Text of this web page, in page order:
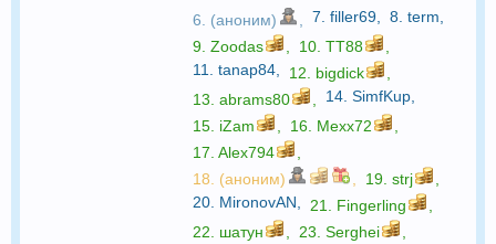
6. (аноним)
7. filler69 8. term
9. Zoodas 10. TT88
11. tanap84 12. bigdick
13. abrams80 14. SimfKup
15. iZam 16. Mexx72
17. Alex794
18. (аноним)
19. strj
20. MironovAN 21. Fingerling
22. шатун 23. Serghei